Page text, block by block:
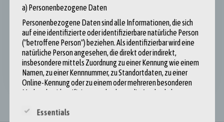
stammen soweit nicht explizit anders gekennzeichnet aus
wurden von diesen eigenverantwortlich verfasst. Die zum
Ausdruck gebrachten Positionen spiegeln daher nicht die
Ansichten der Redaktion, des Projektteams, des
Studierendenforums oder des Tönissteiner Kreises wider.
a) Personenbezogene Daten
Personenbezogene Daten sind alle Informationen, die sich
auf eine identifizierte oder identifizierbare natürliche Person
("betroffene Person") beziehen. Als identifizierbar wird eine
natürliche Person angesehen, die direkt oder indirekt,
insbesondere mittels Zuordnung zu einer Kennung wie einem
Namen, zu einer Kennnummer, zu Standortdaten, zu einer
Online-Kennung oder zu einem oder mehreren besonderen
Merkmalen identifiziert werden kann, die Ausdruck der
wirtschaftlichen, kulturellen oder sozialen Identität dieser
Essentials